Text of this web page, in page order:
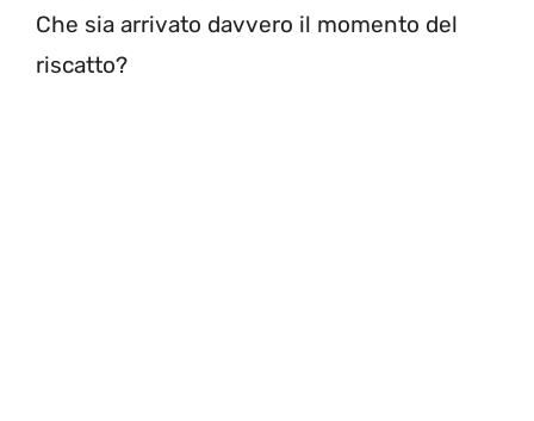
Che sia arrivato davvero il momento del
riscatto?